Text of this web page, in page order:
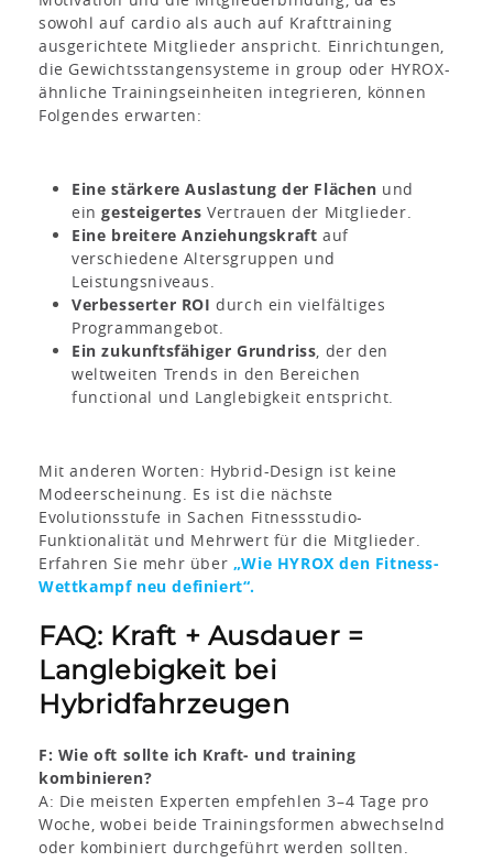
sowohl auf cardio als auch auf Krafttraining
ausgerichtete Mitglieder anspricht. Einrichtungen,
die Gewichtsstangensysteme in group oder HYROX-
ähnliche Trainingseinheiten integrieren, können
Folgendes erwarten:
Eine stärkere Auslastung der Flächen und
eingesteigertes Vertrauen der Mitglieder.
Eine breitere Anziehungskraft auf
verschiedene Altersgruppen und
Leistungsniveaus.
Verbesserter ROI durch ein vielfältiges
Programmangebot.
Ein zukunftsfähiger Grundriss , der den
weltweiten Trends in den Bereichen
functional und Langlebigkeit entspricht.
Mit anderen Worten: Hybrid-Design ist keine
Modeerscheinung. Es ist die nächste
Evolutionsstufe in Sachen Fitnessstudio-
Funktionalität und Mehrwert für die Mitglieder.
Erfahren Sie mehr über „Wie HYROX den Fitness-
Wettkampf neu definiert“.
FAQ: Kraft + Ausdauer =
Langlebigkeit bei
Hybridfahrzeugen
F: Wie oft sollte ich Kraft- und training
kombinieren?
A: Die meisten Experten empfehlen 3–4 Tage pro
Woche, wobei beide Trainingsformen abwechselnd
oder kombiniert durchgeführt werden sollten.